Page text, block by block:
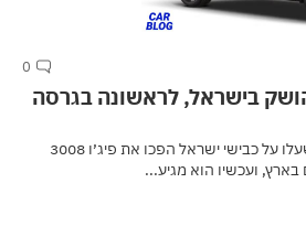
0
החדש הושק בישראל, לראשונה בגרסה
למעלה מ-20 אלף יחידות שעלו על כבישי ישראל הפכו את פיג׳ו 3008
ועכשיו הוא מגיע...